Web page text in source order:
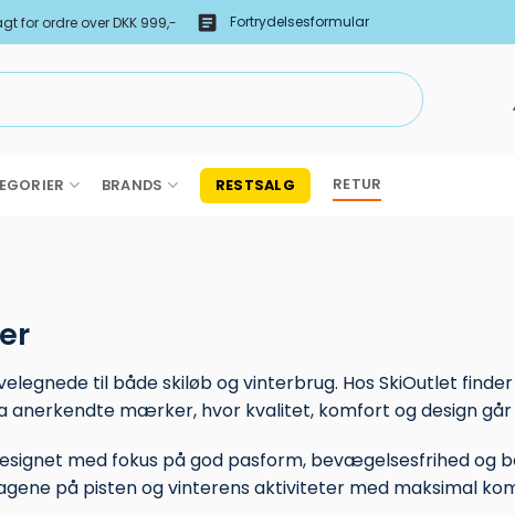
for ordre over DKK 999,- Fortrydelsesformular
BRANDS RESTSALG RETUR
til både skiløb og vinterbrug. Hos SkiOutlet
anerkendte mærker, hvor kvalitet, komfort og design går
med fokus på god pasform, bevægelsesfrihed og
på pisten og vinterens aktiviteter med maksimal